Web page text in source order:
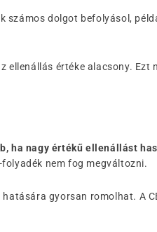
számos dolgot befolyásol,
ellenállás értéke alacsony. Ezt
ha nagy értékű ellenállást
nem fog megváltozni.
gyorsan romolhat. A